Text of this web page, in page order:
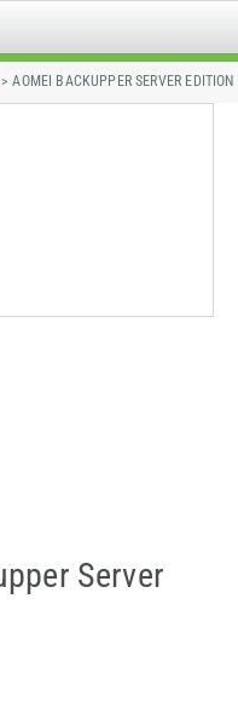
> AOMEI BACKUPPER SERVER EDITION
Server